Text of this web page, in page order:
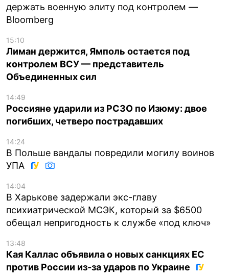
держать военную элиту под контролем —
Bloomberg
15:10
Лиман держится, Ямполь остается под
контролем ВСУ — представитель
Объединенных сил
14:49
Россияне ударили из РСЗО по Изюму: двое
погибших, четверо пострадавших
14:24
В Польше вандалы повредили могилу воинов
УПА
14:04
В Харькове задержали экс-главу
психиатрической МСЭК, который за $6500
обещал непригодность к службе «под ключ»
13:48
Кая Каллас объявила о новых санкциях ЕС
против России из-за ударов по Украине